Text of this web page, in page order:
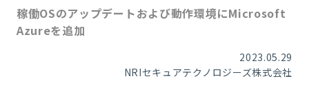
稼働OSのアップデートおよび動作環境にMicrosoft
Azureを追加
2023.05.29
NRIセキュアテクノロジーズ株式会社